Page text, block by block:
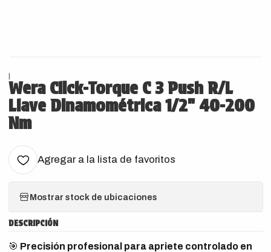
|
Wera Click-Torque C 3 Push R/L
Llave Dinamométrica 1/2" 40-200
Nm
Agregar a la lista de favoritos
Mostrar stock de ubicaciones
DESCRIPCIÓN
🎯 Precisión profesional para apriete controlado en